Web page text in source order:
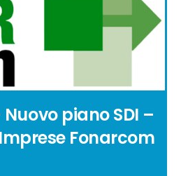
Nuovo piano SDI –
Fonarcom